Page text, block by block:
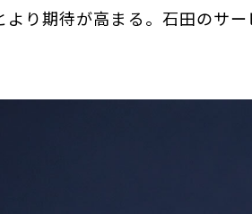
り期待が高まる。石田のサー